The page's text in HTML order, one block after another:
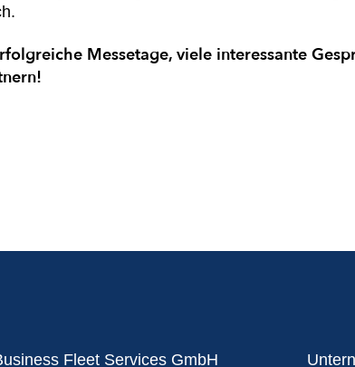
Messetage, viele interessante
Fleet Services GmbH